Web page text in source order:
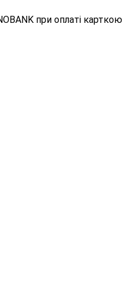
при оплаті карткою